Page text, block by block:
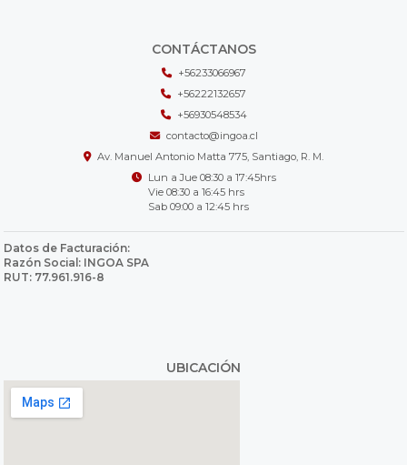
CONTÁCTANOS
+56233066967
+56222132657
+56930548534
contacto@ingoa.cl
Av. Manuel Antonio Matta 775, Santiago, R. M.
Lun a Jue 08:30 a 17:45hrs
Vie 08:30 a 16:45 hrs
Sab 09:00 a 12:45 hrs
Datos de Facturación:
Razón Social: INGOA SPA
RUT: 77.961.916-8
UBICACIÓN